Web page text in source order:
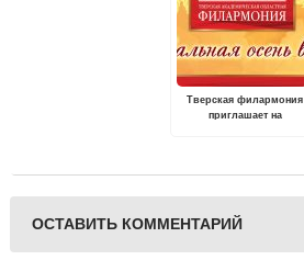
Тверская филармония
приглашает на
ОСТАВИТЬ КОММЕНТАРИЙ